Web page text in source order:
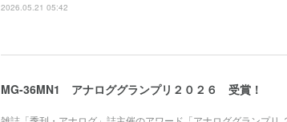
2026.05.21 05:42
MG-36MN1 アナロググランプリ２０２６ 受賞！